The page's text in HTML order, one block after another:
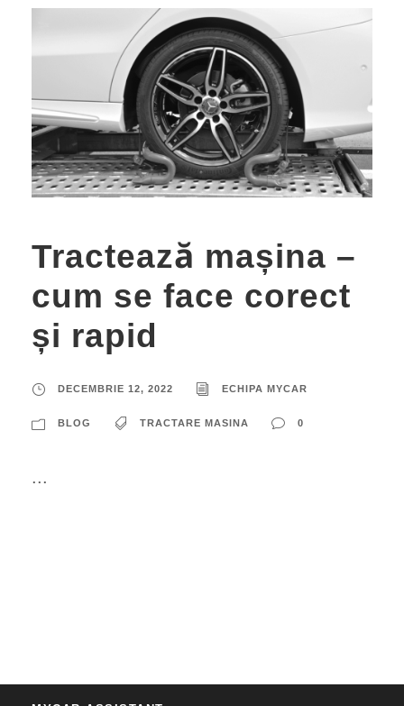
Tractează mașina –
cum se face corect
și rapid
DECEMBRIE 12, 2022 ECHIPA MYCAR
BLOG TRACTARE MASINA 0
...